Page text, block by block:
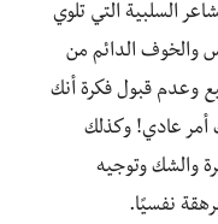
السلبية التي تلوي
والخوف الدائم من
وعدم قبول فكرة أنك
أمر عادي! وكذلك
والشك وتوجيه
نفسيًا.